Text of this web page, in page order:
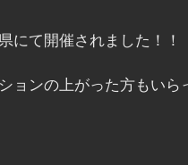
にて開催されました！！
ョンの上がった方もい